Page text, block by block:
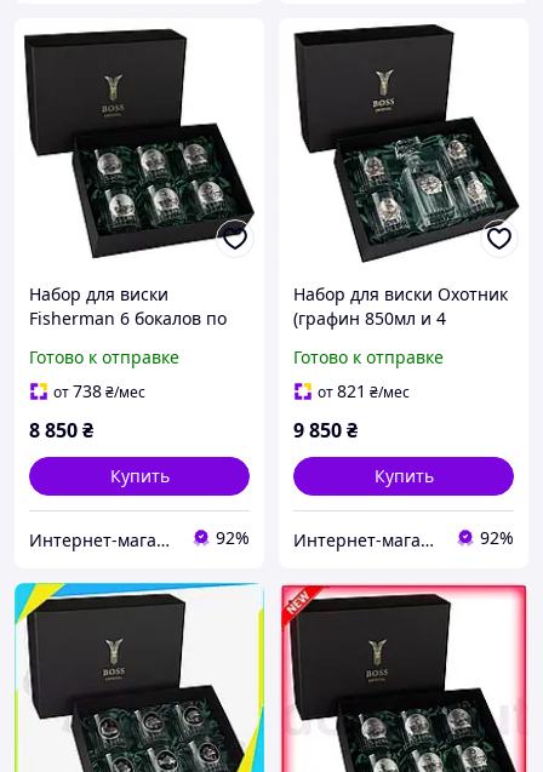
Набор для виски
Fisherman 6 бокалов по
с позолотой)
Готово к отправке
от738₴/мес
8 850₴
Купить
Интернет-магазин livelyshop 92%
Набор для виски Охотник
(графин 850мл и 4
хрусталь, серебро, золото
Готово к отправке
от821 ₴/мес
9 850₴
Купить
Интернет-магазин livelyshop 92%